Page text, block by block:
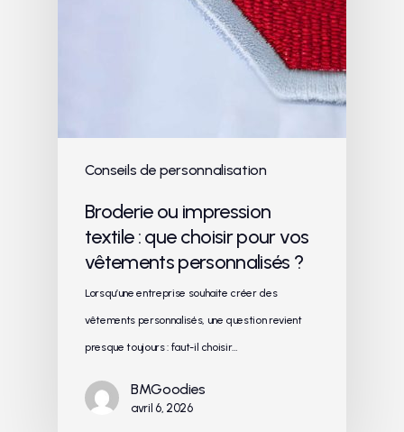
Conseils de personnalisation
Broderie ou impression
textile : que choisir pour vos
vêtements personnalisés ?
Lorsqu’une entreprise souhaite créer des
vêtements personnalisés, une question revient
presque toujours : faut-il choisir…
BMGoodies
avril 6, 2026